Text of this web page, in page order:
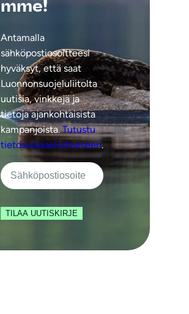
mme!
Antamalla
sähköpostiosoitteesi
hyväksyt, että saat
Luonnonsuojeluliitolta
uutisia, vinkkejä ja
tietoja ajankohtaisista
kampanjoista.Tutustu
tietosuojaselosteeseen.
TILAA UUTISKIRJE